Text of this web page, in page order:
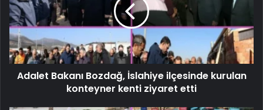
Adalet Bakanı Bozdağ, İslahiye ilçesinde kurulan
konteyner kenti ziyaret etti